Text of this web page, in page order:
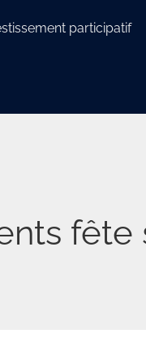
participatif
fête